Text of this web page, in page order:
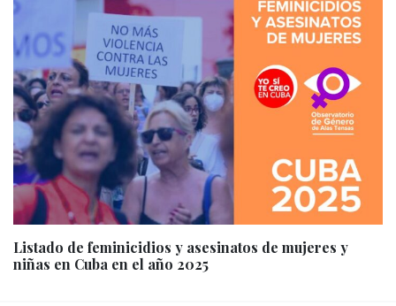
Listado de feminicidios y asesinatos de mujeres y
niñas en Cuba en el año 2025